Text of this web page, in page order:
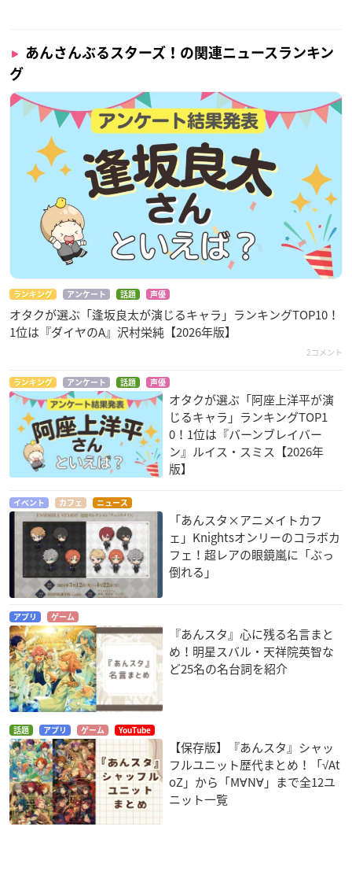
あんさんぶるスターズ！の関連ニュースランキン
グ
ランキング アンケート 話題 声優
オタクが選ぶ「逢坂良太が演じるキャラ」ランキングTOP10！
1位は『ダイヤのA』沢村栄純【2026年版】
2コメント
ランキング アンケート 話題 声優
オタクが選ぶ「阿座上洋平が演
じるキャラ」ランキングTOP1
0！1位は『バーンブレイバー
ン』ルイス・スミス【2026年
版】
イベント カフェ ニュース
「あんスタ×アニメイトカフ
ェ」Knightsオンリーのコラボカ
フェ！超レアの眼鏡嵐に「ぶっ
倒れる」
アプリ ゲーム
『あんスタ』心に残る名言まと
め！明星スバル・天祥院英智な
ど25名の名台詞を紹介
話題 アプリ ゲーム YouTube
【保存版】『あんスタ』シャッ
フルユニット歴代まとめ！「√At
oZ」から「M∀N∀」まで全12ユ
ニット一覧